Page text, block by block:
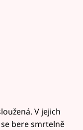
V jejich
bere smrtelně